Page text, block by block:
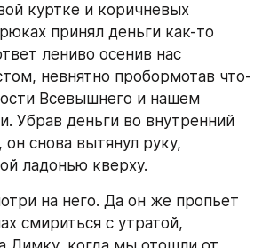
куртке и коричневых
принял деньги как-то
лениво осенив нас
невнятно пробормотав что-
Всевышнего и нашем
Убрав деньги во внутренний
снова вытянул руку,
ладонью кверху.
на него. Да он же пропьет
смириться с утратой,